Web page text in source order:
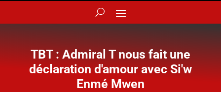
TBT : Admiral T nous fait une
déclaration d'amour avec Si'w
Enmé Mwen